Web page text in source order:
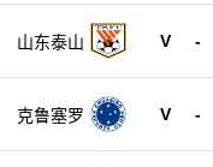
山东泰山 V -
克鲁塞罗 V -